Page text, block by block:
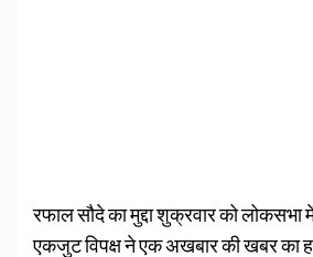
रफाल सौदे का मुद्दा शुक्रवार को लोकसभा
एकजुट विपक्ष ने एक अखबार की खबर का